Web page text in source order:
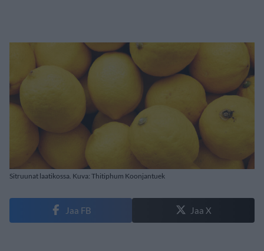
Sitruunat laatikossa. Kuva: Thitiphum Koonjantuek
Jaa FB Jaa X